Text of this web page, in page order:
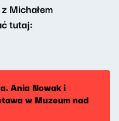
Michałem
tutaj:
Ania Nowak i
w Muzeum nad